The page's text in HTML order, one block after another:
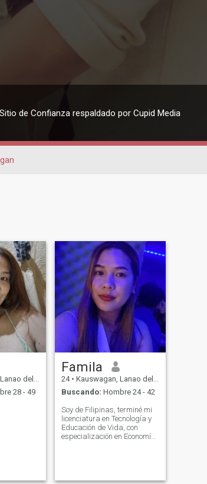
Sitio de Confianza respaldado por Cupid Media
Norte, Filipinas
28 - 49
Famila
24 • Kauswagan, Lanao del Norte, Filipinas
Buscando: Hombre 24 - 42
Soy de Filipinas, terminé mi
licenciatura en Tecnología y
Educación de Vida, con
especialización en Economía